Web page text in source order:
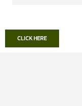
CLICK HERE